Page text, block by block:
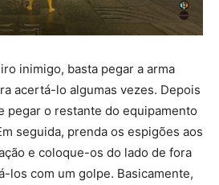
inimigo, basta pegar a arma
acertá-lo algumas vezes. Depois
o restante do equipamento
seguida, prenda os espigões aos
e coloque-os do lado de fora
los com um golpe. Basicamente,